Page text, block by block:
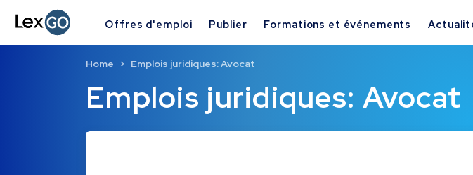
Offres d'emploi Publier Formations et événements
Emplois juridiques: Avocat
Home Emplois juridiques: Avocat